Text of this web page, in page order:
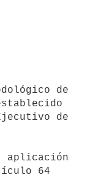
de
64